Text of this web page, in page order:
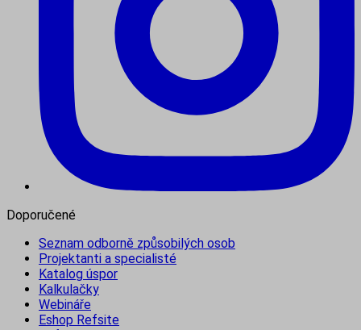
Doporučené
Seznam odborně způsobilých osob
Projektanti a specialisté
Katalog úspor
Kalkulačky
Webináře
Eshop Refsite